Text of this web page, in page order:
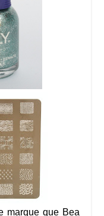
marque que Bea